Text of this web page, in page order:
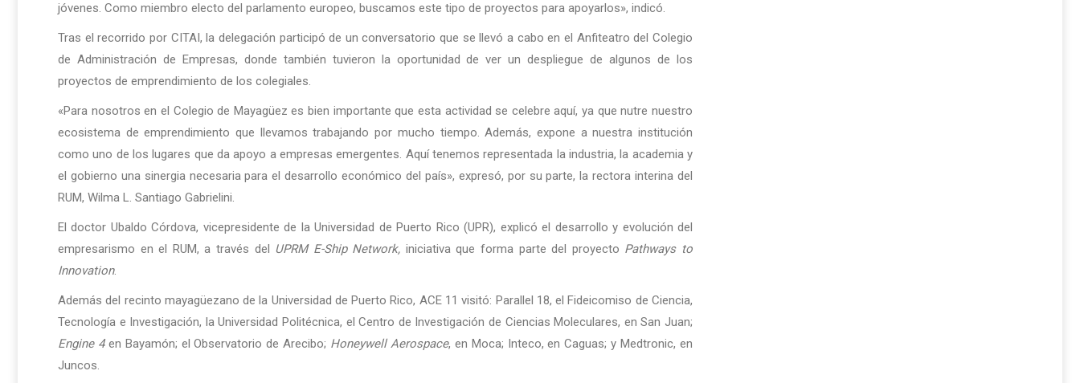
jóvenes. Como miembro electo del parlamento europeo, buscamos este tipo de proyectos para apoyarlos», indicó.
Tras el recorrido por CITAI, la delegación participó de un conversatorio que se llevó a cabo en el Anfiteatro del Colegio
de Administración de Empresas, donde también tuvieron la oportunidad de ver un despliegue de algunos de los
proyectos de emprendimiento de los colegiales.
«Para nosotros en el Colegio de Mayagüez es bien importante que esta actividad se celebre aquí, ya que nutre nuestro
ecosistema de emprendimiento que llevamos trabajando por mucho tiempo. Además, expone a nuestra institución
como uno de los lugares que da apoyo a empresas emergentes. Aquí tenemos representada la industria, la academia y
el gobierno una sinergia necesaria para el desarrollo económico del país», expresó, por su parte, la rectora interina del
RUM, Wilma L. Santiago Gabrielini.
El doctor Ubaldo Córdova, vicepresidente de la Universidad de Puerto Rico (UPR), explicó el desarrollo y evolución del
empresarismo en el RUM, a través del UPRM E-Ship Network, iniciativa que forma parte del proyecto Pathways to
Innovation.
Además del recinto mayagüezano de la Universidad de Puerto Rico, ACE 11 visitó: Parallel 18, el Fideicomiso de Ciencia,
Tecnología e Investigación, la Universidad Politécnica, el Centro de Investigación de Ciencias Moleculares, en San Juan;
Engine 4en Bayamón; el Observatorio de Arecibo; Honeywell Aerospace, en Moca; Inteco, en Caguas; y Medtronic, en
Juncos.